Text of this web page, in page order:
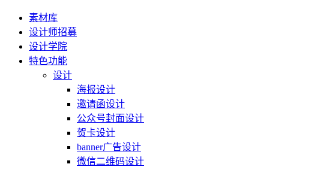
素材库
设计师招募
设计学院
特色功能
设计
海报设计
邀请函设计
公众号封面设计
贺卡设计
banner广告设计
微信二维码设计